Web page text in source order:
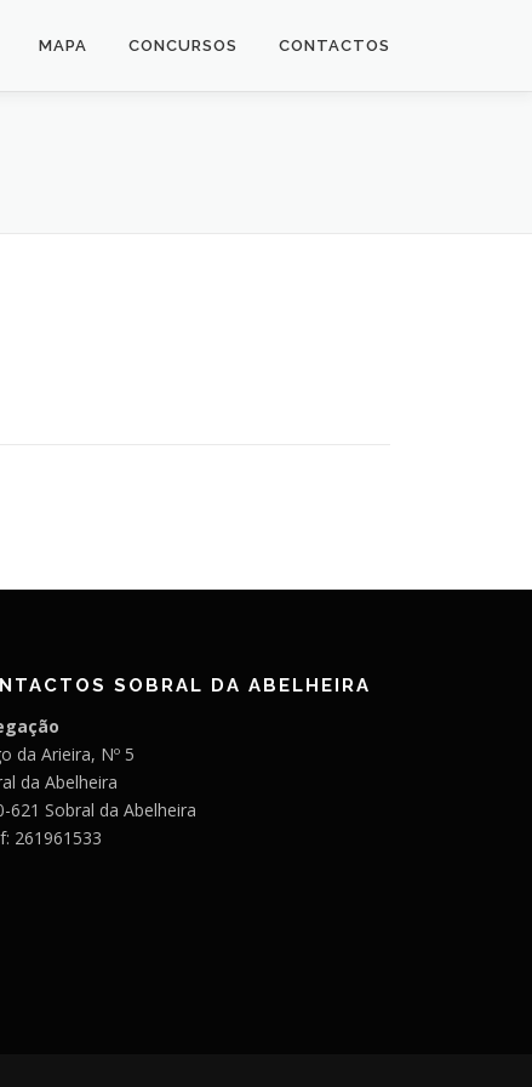
MAPA CONCURSOS CONTACTOS
SOBRAL DA ABELHEIRA
da Arieira, Nº 5
da Abelheira
621 Sobral da Abelheira
261961533